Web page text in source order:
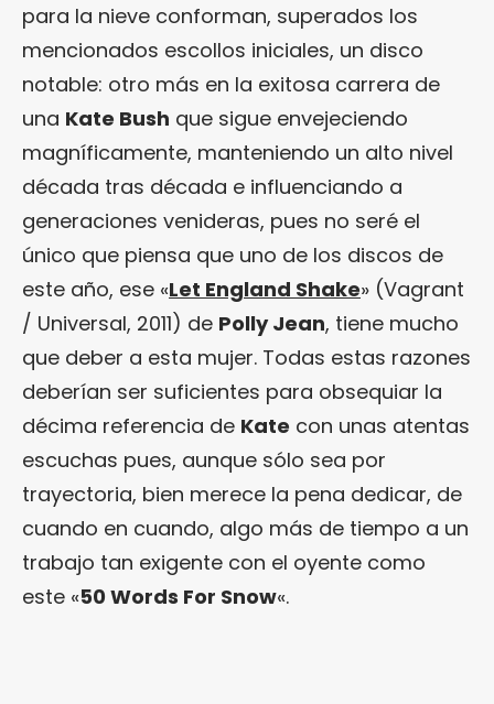
para la nieve conforman, superados los
mencionados escollos iniciales, un disco
notable: otro más en la exitosa carrera de
una Kate Bush que sigue envejeciendo
magníficamente, manteniendo un alto nivel
década tras década e influenciando a
generaciones venideras, pues no seré el
único que piensa que uno de los discos de
este año, ese «Let England Shake» (Vagrant
/ Universal, 2011) de Polly Jean, tiene mucho
que deber a esta mujer. Todas estas razones
deberían ser suficientes para obsequiar la
décima referencia de Kate con unas atentas
escuchas pues, aunque sólo sea por
trayectoria, bien merece la pena dedicar, de
cuando en cuando, algo más de tiempo a un
trabajo tan exigente con el oyente como
este «50 Words For Snow«.